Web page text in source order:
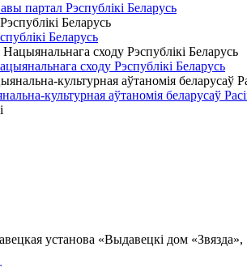
партал Рэспублікі Беларусь
Беларусь
сходу Рэспублікі Беларусь
культурная аўтаномія беларусаў
установа «Выдавецкі дом «Звязда»,